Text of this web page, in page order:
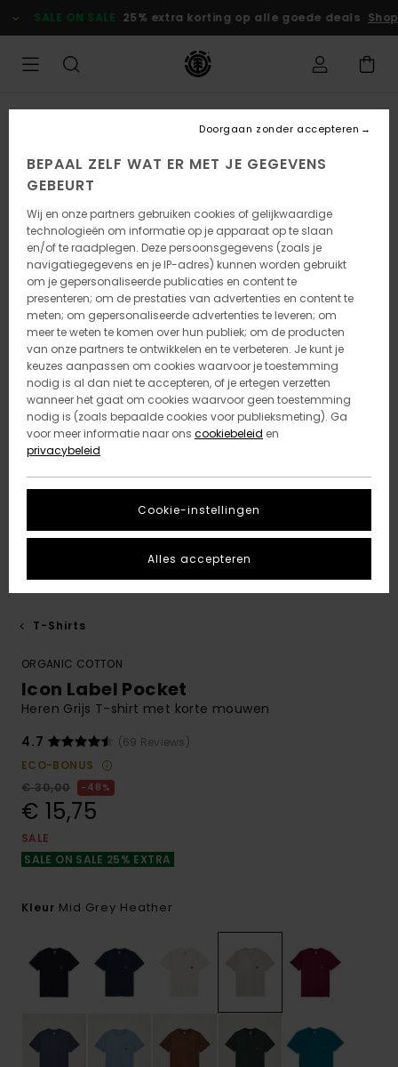
naar
Productinformatie
SALE ON SALE 25% extra korting op alle goede deals
T-Shirts
ORGANIC COTTON
Icon Label Pocket
Heren Grijs T-shirt met korte mouwen
4.7
(69 Reviews)
ECO-BONUS
€ 30,00
48%
€ 15,75
SALE
SALE ON SALE 25% EXTRA
Kleur Mid Grey Heather
BEPAAL ZELF WAT ER MET JE GEGEVENS
GEBEURT
Wij en onze partners gebruiken cookies of gelijkwaardige
technologieën om informatie op je apparaat op te slaan
en/of te raadplegen. Deze persoonsgegevens (zoals je
navigatiegegevens en je IP-adres) kunnen worden gebruikt
om je gepersonaliseerde publicaties en content te
presenteren; om de prestaties van advertenties en content te
meten; om gepersonaliseerde advertenties te leveren; om
meer te weten te komen over hun publiek; om de producten
van onze partners te ontwikkelen en te verbeteren. Je kunt je
keuzes aanpassen om cookies waarvoor je toestemming
nodig is al dan niet te accepteren, of je ertegen verzetten
wanneer het gaat om cookies waarvoor geen toestemming
nodig is (zoals bepaalde cookies voor publieksmeting). Ga
voor meer informatie naar ons cookiebeleid en
privacybeleid
Cookie-instellingen
Doorgaan zonder accepteren
Alles accepteren